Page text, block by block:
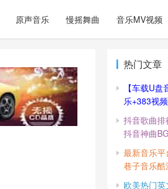
原声音乐 慢摇舞曲 音乐MV视频
热门文章
【车载U
乐+383视
抖音歌曲
抖音神曲
最新音乐
巷子音乐酷
欧美热门